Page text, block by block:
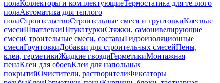
полаКоллекторы и комплектующиеТермостатика для теплого
полаАвтоматика для теплого
полаСтроительствоСтроительные смеси и грунтовкиКлеевые
смесиШпатлевкиШтукатуркиСтяжки, самонивелирующие
смесиСтроительные смеси, составыГидроизоляционные
смесиГрунтовкиДобавки для строительных смесейПены,
клеи, герметикиЖидкие гвоздиГерметикиМонтажная
пенаКлеи для обоевКлеи для напольных
покрытийОчистители, растворителиФиксаторы